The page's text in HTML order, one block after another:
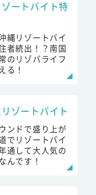
ートバイト特
縄リゾートバイ
者続出！？南国
のリゾバライフ
る！
ゾートバイト
ンドで盛り上が
でリゾートバイ
通して大人気の
んです！